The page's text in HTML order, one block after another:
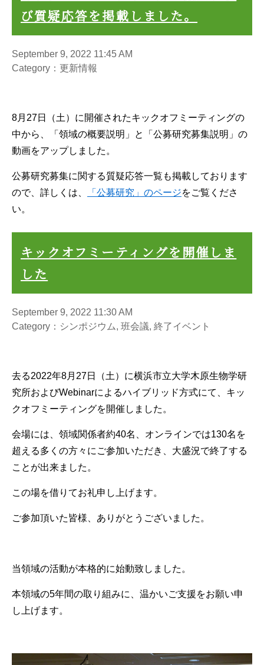
び質疑応答を掲載しました。
September 9, 2022 11:45 AM
Category：更新情報
8月27日（土）に開催されたキックオフミーティングの
中から、「領域の概要説明」と「公募研究募集説明」の
動画をアップしました。
公募研究募集に関する質疑応答一覧も掲載しております
ので、詳しくは、
「公募研究」のページをご覧くださ
い。
キックオフミーティングを開催しま
した
September 9, 2022 11:30 AM
Category：シンポジウム, 班会議, 終了イベント
去る2022年8月27日（土）に横浜市立大学木原生物学研
究所およびWebinarによるハイブリッド方式にて、キッ
クオフミーティングを開催しました。
会場には、領域関係者約40名、オンラインでは130名を
超える多くの方々にご参加いただき、大盛況で終了する
ことが出来ました。
この場を借りてお礼申し上げます。
ご参加頂いた皆様、ありがとうございました。
当領域の活動が本格的に始動致しました。
本領域の5年間の取り組みに、温かいご支援をお願い申
し上げます。